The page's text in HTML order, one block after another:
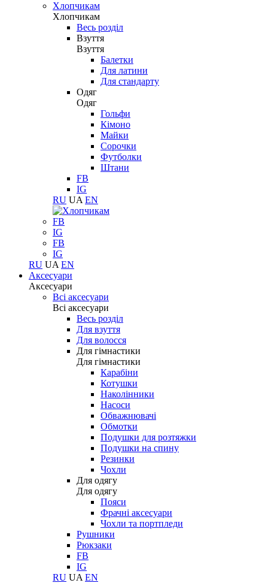
Хлопчикам
Хлопчикам
Весь розділ
Взуття
Взуття
Балетки
Для латини
Для стандарту
Одяг
Одяг
Гольфи
Кімоно
Майки
Сорочки
Футболки
Штани
FB
IG
RU UA EN
FB
IG
FB
IG
RU UA EN
Аксесуари
Аксесуари
Всі аксесуари
Всі аксесуари
Весь розділ
Для взуття
Для волосся
Для гімнастики
Для гімнастики
Карабіни
Котушки
Наколінники
Насоси
Обважнювачі
Обмотки
Подушки для розтяжки
Подушки на спину
Резинки
Чохли
Для одягу
Для одягу
Пояси
Фрачні аксесуари
Чохли та портпледи
Рушники
Рюкзаки
FB
IG
RU UA EN